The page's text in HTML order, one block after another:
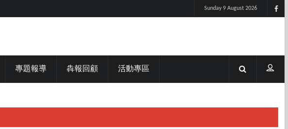
Sunday 9 August 2026
專題報導 犇報回顧 活動專區